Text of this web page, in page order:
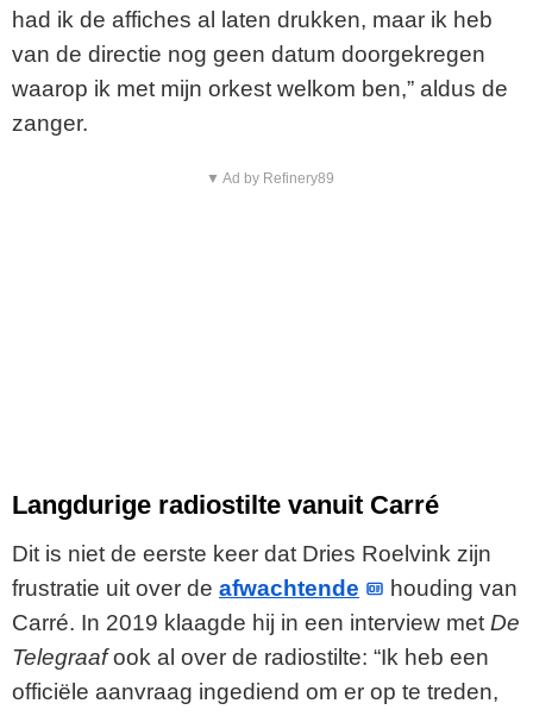
had ik de affiches al laten drukken, maar ik heb
van de directie nog geen datum doorgekregen
waarop ik met mijn orkest welkom ben,” aldus de
zanger.
▼ Ad by Refinery89
Langdurige radiostilte vanuit Carré
Dit is niet de eerste keer dat Dries Roelvink zijn
frustratie uit over de afwachtende
houding van
Carré. In 2019 klaagde hij in een interview met De
Telegraafook al over de radiostilte: “Ik heb een
officiële aanvraag ingediend om er op te treden,